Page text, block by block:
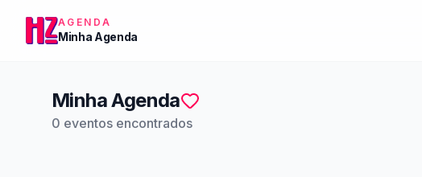
AGENDA
Minha Agenda
Minha Agenda
0 eventos encontrados